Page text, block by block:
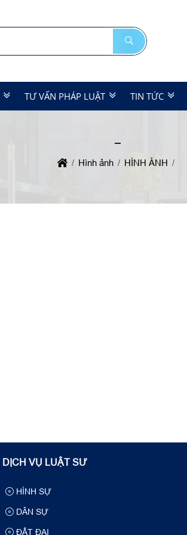
TƯ VẤN PHÁP LUẬT TIN TỨC
Hình ảnh HÌNH ẢNH
DỊCH VỤ LUẬT SƯ
HÌNH SỰ
DÂN SỰ
ĐẤT ĐAI